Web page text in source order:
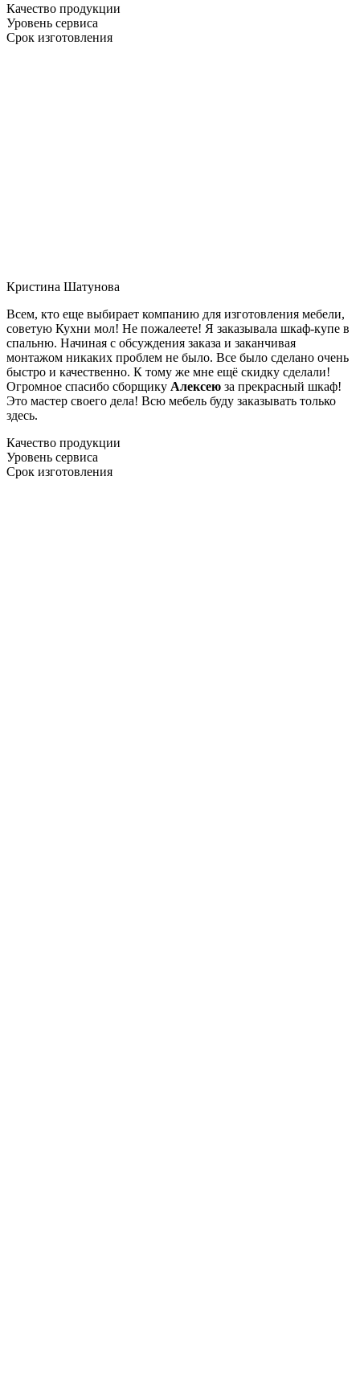
Качество продукции
Уровень сервиса
Срок изготовления
Кристина Шатунова
Всем, кто еще выбирает компанию для изготовления мебели,
советую Кухни мол! Не пожалеете! Я заказывала шкаф-купе в
спальню. Начиная с обсуждения заказа и заканчивая
монтажом никаких проблем не было. Все было сделано очень
быстро и качественно. К тому же мне ещё скидку сделали!
Огромное спасибо сборщику Алексею за прекрасный шкаф!
Это мастер своего дела! Всю мебель буду заказывать только
здесь.
Качество продукции
Уровень сервиса
Срок изготовления